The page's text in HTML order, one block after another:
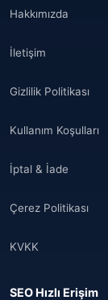
Hakkımızda
İletişim
Gizlilik Politikası
Kullanım Koşulları
İptal & İade
Çerez Politikası
KVKK
SEO Hızlı Erişim